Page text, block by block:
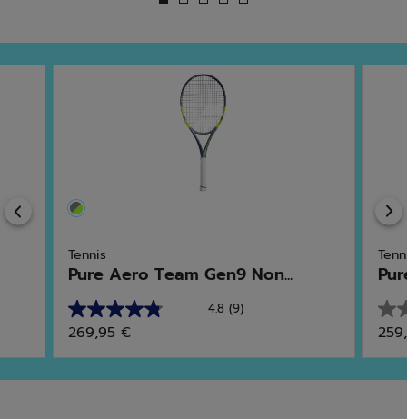
Previous
Tennis
Pure Aero Team Gen9 Non...
4.8 (9)
4.8
sur
5
étoiles.
269,95 €
0.0
sur
5